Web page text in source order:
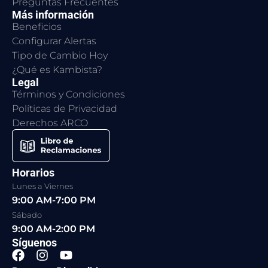
Más información
Beneficios
Configurar Alertas
Tipo de Cambio Hoy
¿Qué es Kambista?
Legal
Términos y Condiciones
Políticas de Privacidad
Derechos ARCO
Horarios
Lunes a Viernes
9:00 AM-7:00 PM
Sábado
9:00 AM-2:00 PM
Síguenos
F
I
Y